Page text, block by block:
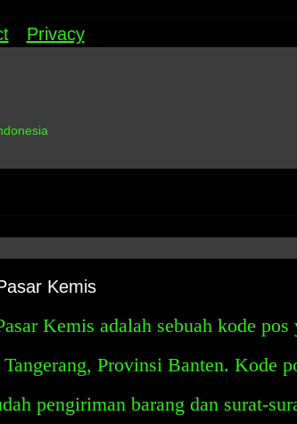
Privacy
Kemis
Kemis adalah sebuah kode
Provinsi Banten. Kode
pengiriman barang dan surat-